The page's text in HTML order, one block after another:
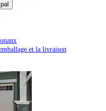
et la livraison